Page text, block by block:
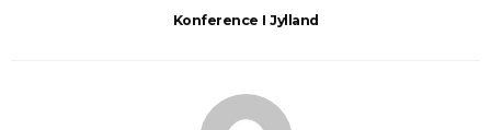
Konference I Jylland